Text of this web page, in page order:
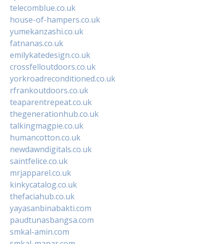
telecomblue.co.uk
house-of-hampers.co.uk
yumekanzashi.co.uk
fatnanas.co.uk
emilykatedesign.co.uk
crossfelloutdoors.co.uk
yorkroadreconditioned.co.uk
rfrankoutdoors.co.uk
teaparentrepeat.co.uk
thegenerationhub.co.uk
talkingmagpie.co.uk
humancotton.co.uk
newdawndigitals.co.uk
saintfelice.co.uk
mrjapparel.co.uk
kinkycatalog.co.uk
thefaciahub.co.uk
yayasanbinabakti.com
paudtunasbangsa.com
smkal-amin.com